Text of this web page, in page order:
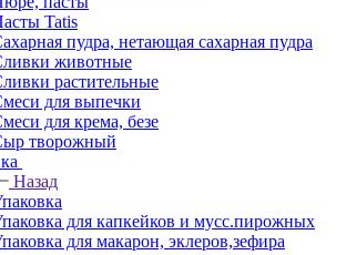
Tatis
пудра, нетающая сахарная пудра
животные
растительные
для выпечки
для крема, безе
творожный
Назад
для капкейков и мусс.пирожных
для макарон, эклеров,зефира